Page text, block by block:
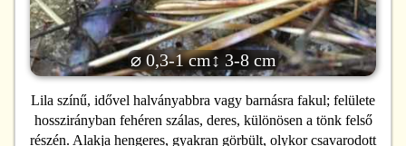
Lila színű, idővel halványabbra vagy barnásra fakul; felülete
hosszirányban fehéren szálas, deres, különösen a tönk felső
részén. Alakja hengeres, gyakran görbült, olykor csavarodott
⌀ 0,3-1 cm↕ 3-8 cm